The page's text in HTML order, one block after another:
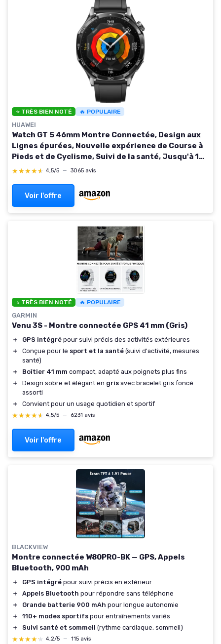
⭐ TRÈS BIEN NOTÉ 🔥 POPULAIRE
HUAWEI
Watch GT 5 46mm Montre Connectée, Design aux
Lignes épurées, Nouvelle expérience de Course à
Pieds et de Cyclisme, Suivi de la santé, Jusqu'à 14
Jours d'autonomie, iOS & Android, Noir Watch GT 5
★★★★★
★★★★★ 4,5/5 — 3065 avis
Voir l'offre
⭐ TRÈS BIEN NOTÉ 🔥 POPULAIRE
GARMIN
Venu 3S - Montre connectée GPS 41 mm (Gris)
＋ GPS intégré pour suivi précis des activités extérieures
＋
Conçue pour le sport et la santé (suivi d'activité, mesures
santé)
＋
Boîtier 41 mm compact, adapté aux poignets plus fins
＋
Design sobre et élégant en gris avec bracelet gris foncé
assorti
＋
Convient pour un usage quotidien et sportif
★★★★★
★★★★★ 4,5/5 — 6231 avis
Voir l'offre
BLACKVIEW
Montre connectée W80PRO-BK — GPS, Appels
Bluetooth, 900 mAh
＋ GPS intégré pour suivi précis en extérieur
＋
Appels Bluetooth pour répondre sans téléphone
＋
Grande batterie 900 mAh pour longue autonomie
＋
110+ modes sportifs pour entraînements variés
＋
Suivi santé et sommeil (rythme cardiaque, sommeil)
★★★★★
★★★★★ 4,2/5 — 115 avis